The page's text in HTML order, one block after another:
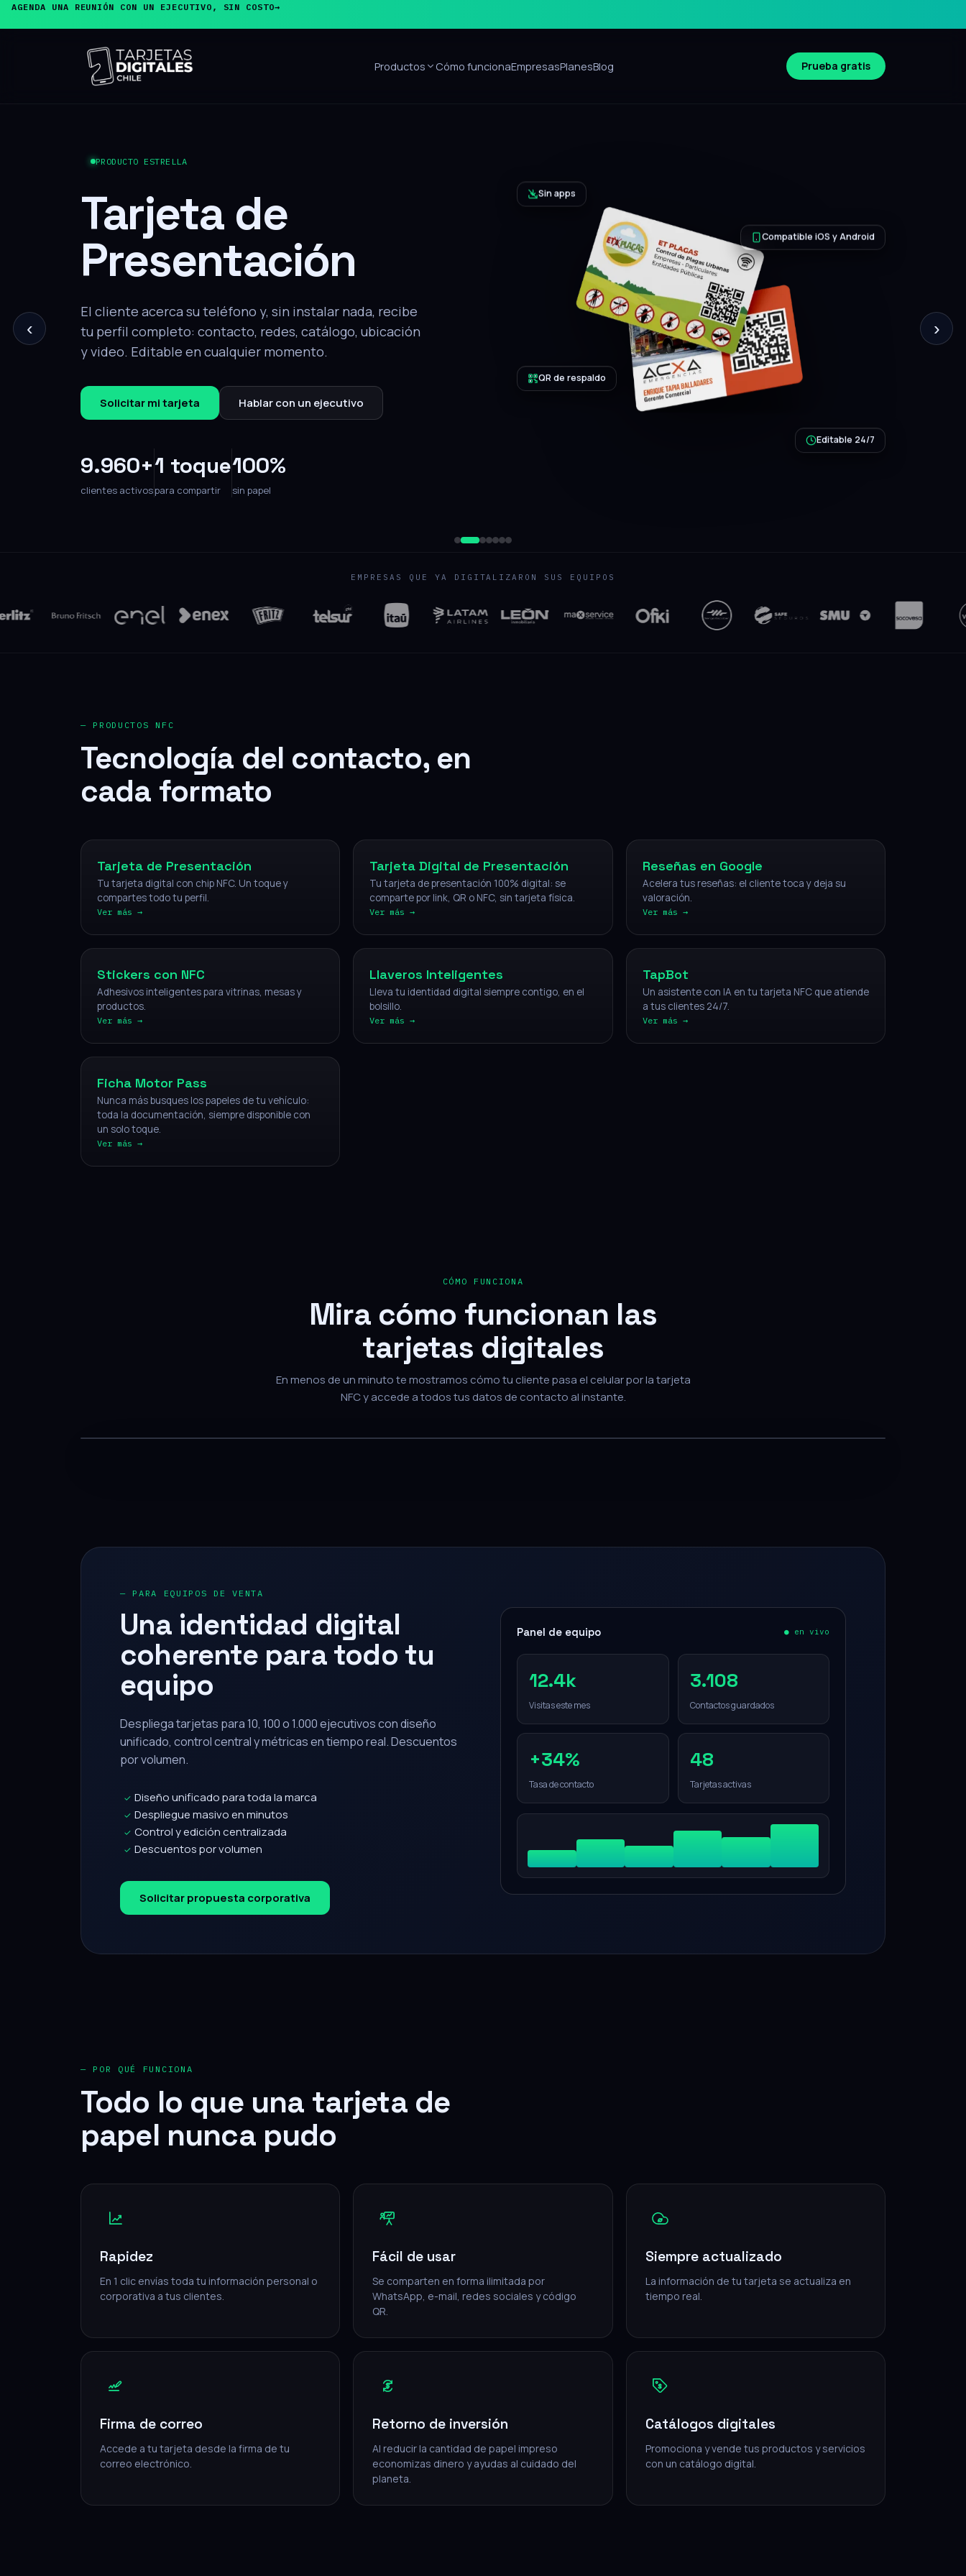
¿DUDAS? ESCRÍBENOS Y TE RESPONDEMOS HOY MISMO→
Productos Cómo funcionaEmpresasPlanesBlog Prueba gratis
PRODUCTO ESTRELLA
Tarjeta de
Presentación
El cliente acerca su teléfono y, sin instalar nada, recibe
tu perfil completo: contacto, redes, catálogo, ubicación
y video. Editable en cualquier momento.
Solicitar mi tarjeta Hablar con un ejecutivo
9.960+
clientes activos
1 toque
para compartir
100%
sin papel
Sin apps
Compatible iOS y Android
QR de respaldo
Editable 24/7
‹ ›
EMPRESAS QUE YA DIGITALIZARON SUS EQUIPOS
— PRODUCTOS NFC
Tecnología del contacto, en
cada formato
NFC
Tarjeta de Presentación
Tu tarjeta digital con chip NFC. Un toque y
compartes todo tu perfil.
Ver más →
Digital
Tarjeta Digital de Presentación
Tu tarjeta de presentación 100% digital: se
comparte por link, QR o NFC, sin tarjeta física.
Ver más →
NFC
Reseñas en Google
Acelera tus reseñas: el cliente toca y deja su
valoración.
Ver más →
NFC
Stickers con NFC
Adhesivos inteligentes para vitrinas, mesas y
productos.
Ver más →
NFC
Llaveros Inteligentes
Lleva tu identidad digital siempre contigo, en el
bolsillo.
Ver más →
IA
TapBot
Un asistente con IA en tu tarjeta NFC que atiende
a tus clientes 24/7.
Ver más →
Vehículos
Ficha Motor Pass
Nunca más busques los papeles de tu vehículo:
toda la documentación, siempre disponible con
un solo toque.
Ver más →
CÓMO FUNCIONA
Mira cómo funcionan las
tarjetas digitales
En menos de un minuto te mostramos cómo tu cliente pasa el celular por la tarjeta
NFC y accede a todos tus datos de contacto al instante.
— PARA EQUIPOS DE VENTA
Una identidad digital
coherente para todo tu
equipo
Despliega tarjetas para 10, 100 o 1.000 ejecutivos con diseño
unificado, control central y métricas en tiempo real. Descuentos
por volumen.
✓ Diseño unificado para toda la marca
✓ Despliegue masivo en minutos
✓ Control y edición centralizada
✓ Descuentos por volumen
Solicitar propuesta corporativa
Panel de equipo ● en vivo
12.4k
Visitas este mes
3.108
Contactos guardados
+34%
Tasa de contacto
48
Tarjetas activas
— POR QUÉ FUNCIONA
Todo lo que una tarjeta de
papel nunca pudo
Rapidez
En 1 clic envías toda tu información personal o
corporativa a tus clientes.
Fácil de usar
Se comparten en forma ilimitada por
WhatsApp, e-mail, redes sociales y código
QR.
Siempre actualizado
La información de tu tarjeta se actualiza en
tiempo real.
Firma de correo
Accede a tu tarjeta desde la firma de tu
correo electrónico.
Retorno de inversión
Al reducir la cantidad de papel impreso
economizas dinero y ayudas al cuidado del
planeta.
Catálogos digitales
Promociona y vende tus productos y servicios
con un catálogo digital.